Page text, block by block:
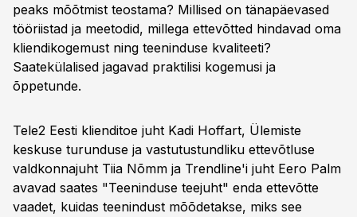
peaks mõõtmist teostama? Millised on tänapäevased
tööriistad ja meetodid, millega ettevõtted hindavad oma
kliendikogemust ning teeninduse kvaliteeti?
Saatekülalised jagavad praktilisi kogemusi ja
õppetunde.
Tele2 Eesti klienditoe juht Kadi Hoffart, Ülemiste
keskuse turunduse ja vastutustundliku ettevõtluse
valdkonnajuht Tiia Nõmm ja Trendline'i juht Eero Palm
avavad saates "Teeninduse teejuht" enda ettevõtte
vaadet, kuidas teenindust mõõdetakse, miks see